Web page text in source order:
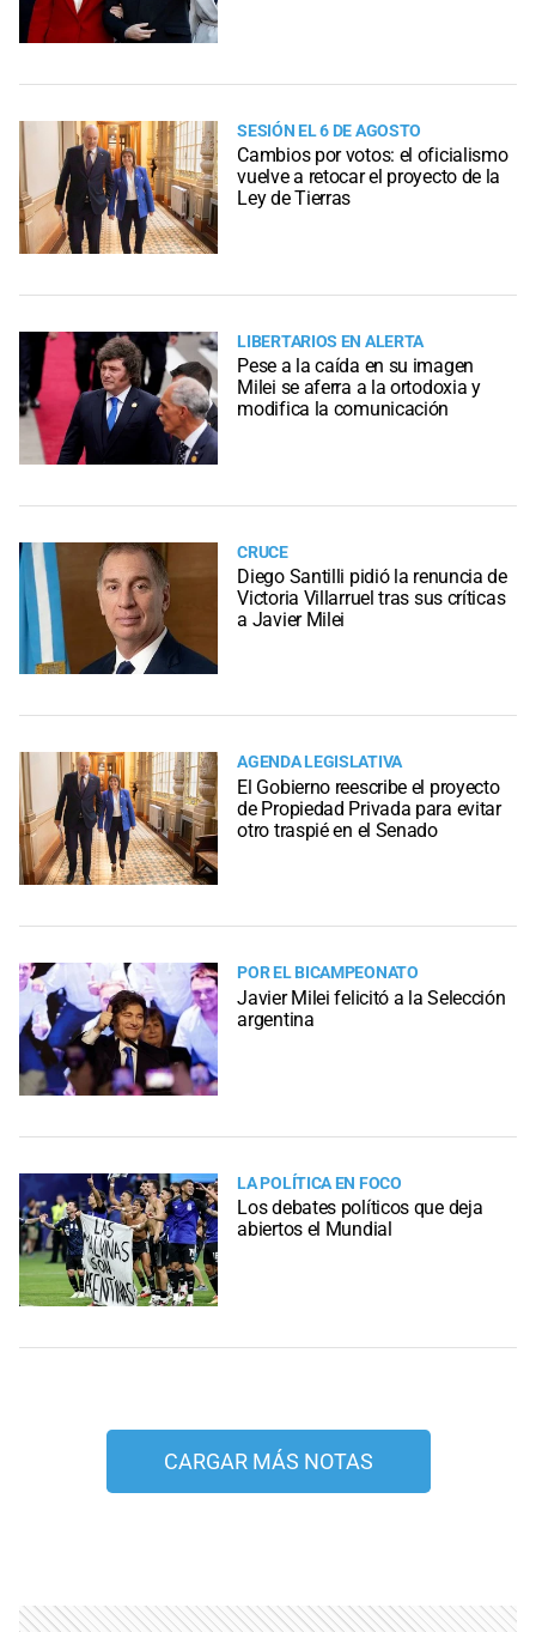
SESIÓN EL 6 DE AGOSTO
Cambios por votos: el oficialismo
vuelve a retocar el proyecto de la
Ley de Tierras
LIBERTARIOS EN ALERTA
Pese a la caída en su imagen
Milei se aferra a la ortodoxia y
modifica la comunicación
CRUCE
Diego Santilli pidió la renuncia de
Victoria Villarruel tras sus críticas
a Javier Milei
AGENDA LEGISLATIVA
El Gobierno reescribe el proyecto
de Propiedad Privada para evitar
otro traspié en el Senado
POR EL BICAMPEONATO
Javier Milei felicitó a la Selección
argentina
LA POLÍTICA EN FOCO
Los debates políticos que deja
abiertos el Mundial
CARGAR MÁS NOTAS